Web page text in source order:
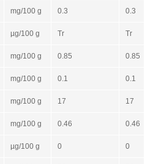
mg/100 g 0.3 0.3
µg/100 g Tr Tr
mg/100 g 0.85 0.85
mg/100 g 0.1 0.1
mg/100 g 17 17
mg/100 g 0.46 0.46
µg/100 g 0 0